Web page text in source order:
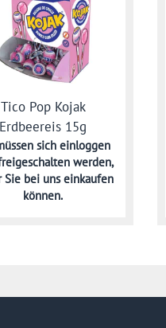
Tico Pop Kojak
Erdbeereis 15g
sich einloggen
werden,
Sie bei uns einkaufen
können.